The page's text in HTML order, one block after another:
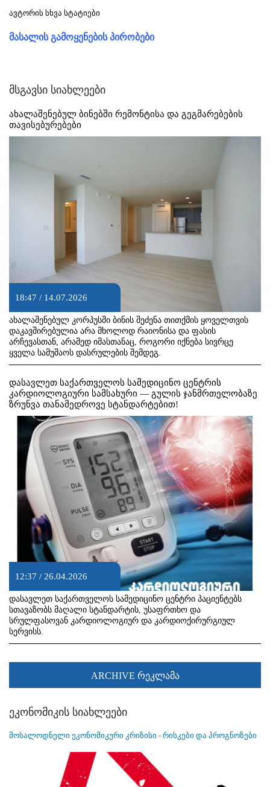
ავტორის სხვა სტატიები
მასალის გამოყენების პირობები
მსგავსი სიახლეები
ახალაშენებულ ბინებში რემონტისა და გეგმარებების
თავისებურებები
18:47 / 14.07.2026
ახალაშენებულ კორპუსში ბინის შეძენა თითქმის ყოველთვის
დაკავშირებულია არა მხოლოდ რაიონისა და ფასის
არჩევასთან, არამედ იმასთანაც, როგორი იქნება სივრცე
ყველა სამუშაოს დასრულების შემდეგ.
დასავლეთ საქართველოს სამედიცინო ცენტრის
კარდიოლოგიური სამსახური — გულის ჯანმრთელობაზე
ზრუნვა თანამედროვე სტანდარტებით!
12:37 / 26.04.2026
დასავლეთ საქართველოს სამედიცინო ცენტრი პაციენტებს
სთავაზობს მაღალი სტანდარტის, უსაფრთხო და
სრულფასოვან კარდიოლოგიურ და კარდიოქირურგიულ
სერვისს.
ARCHIVE რეკლამა
ეკონომიკის სიახლეები
მოსალოდნელი ეკონომიკური კრიზისი - რისკები და პროგნოზები